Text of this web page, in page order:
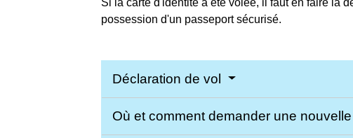
possession d'un passeport sécurisé.
Déclaration de vol
Où et comment demander une